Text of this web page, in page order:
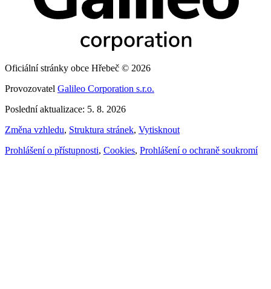
Oficiální stránky obce Hřebeč © 2026
Provozovatel Galileo Corporation s.r.o.
Poslední aktualizace: 5. 8. 2026
Změna vzhledu, Struktura stránek, Vytisknout
Prohlášení o přístupnosti, Cookies, Prohlášení o ochraně soukromí